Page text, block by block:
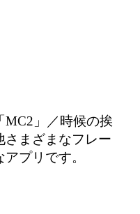
MC2」／時候の挨
さまざまなフレー
プリです。